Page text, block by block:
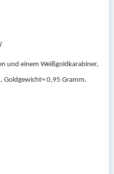
und einem Weißgoldkarabiner,
Goldgewicht= 0,95 Gramm.